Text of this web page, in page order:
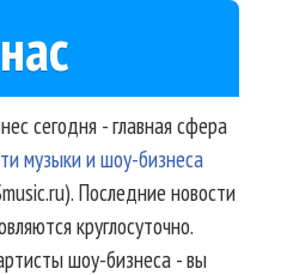
сегодня - главная сфера
музыки и шоу-бизнеса
Последние новости
круглосуточно.
шоу-бизнеса - вы